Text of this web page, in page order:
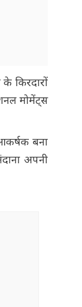
किरदारों
मोमेंट्स
बना
अपनी